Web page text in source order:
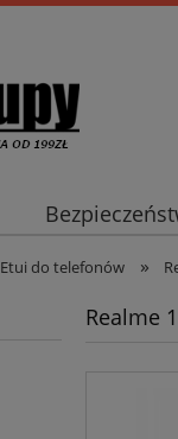
Etui do telefonów »
Realme